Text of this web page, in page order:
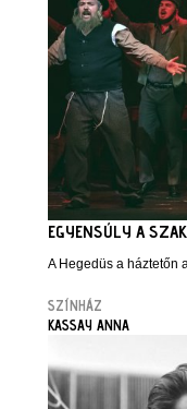
EGYENSÚLY A
A Hegedüs a háztetőn
SZÍNHÁZ
KASSAY ANNA